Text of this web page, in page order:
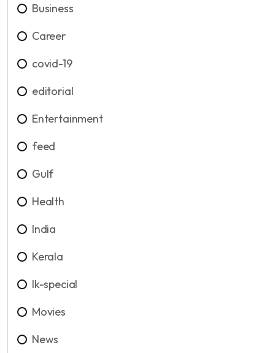
Business
Career
covid-19
editorial
Entertainment
feed
Gulf
Health
India
Kerala
lk-special
Movies
News